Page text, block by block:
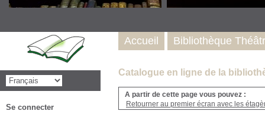
Catalogue en ligne de la
A partir de cette page vous pouvez :
Retourner au premier écran avec les
Accueil Bibliothèque
Se connecter